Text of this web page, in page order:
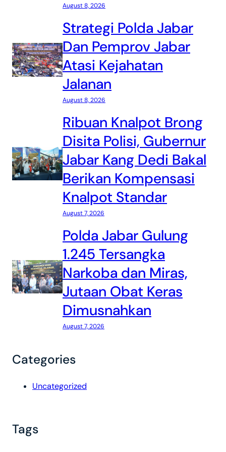
August 8, 2026
Strategi Polda Jabar
Dan Pemprov Jabar
Atasi Kejahatan
Jalanan
August 8, 2026
Ribuan Knalpot Brong
Disita Polisi, Gubernur
Jabar Kang Dedi Bakal
Berikan Kompensasi
Knalpot Standar
August 7, 2026
Polda Jabar Gulung
1.245 Tersangka
Narkoba dan Miras,
Jutaan Obat Keras
Dimusnahkan
August 7, 2026
Categories
Uncategorized
Tags